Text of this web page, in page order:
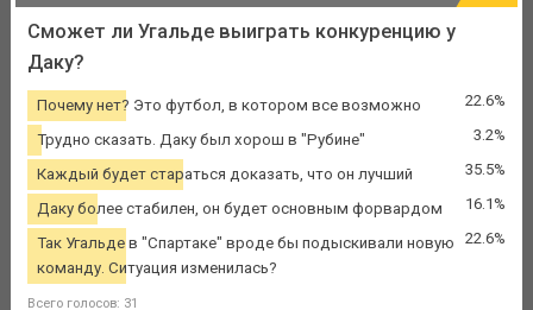
Сможет ли Угальде выиграть конкуренцию у
Даку?
Почему нет? Это футбол, в котором все возможно 22.6%
Трудно сказать. Даку был хорош в "Рубине" 3.2%
Каждый будет стараться доказать, что он лучший 35.5%
Даку более стабилен, он будет основным форвардом 16.1%
Так Угальде в "Спартаке" вроде бы подыскивали новую
команду. Ситуация изменилась?
22.6%
Всего голосов: 31